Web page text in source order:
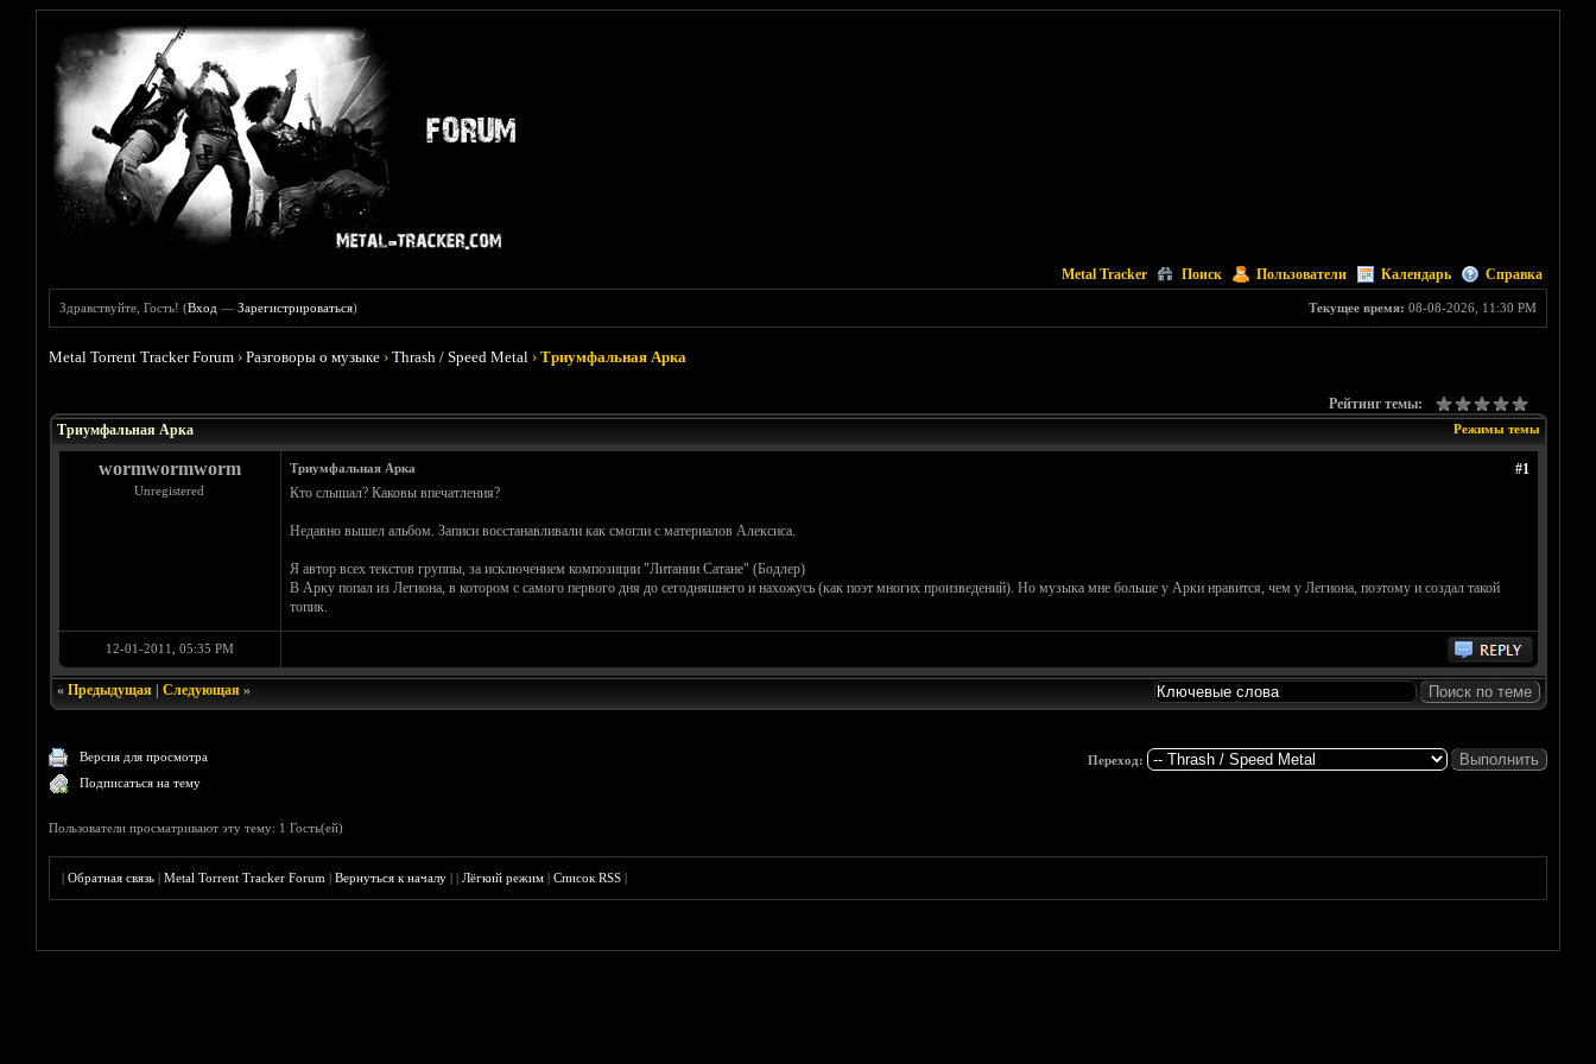
Metal Tracker Поиск Пользователи Календарь Справка
Текущее время: 08-08-2026, 11:30 PM
Здравствуйте, Гость! (Вход —Зарегистрироваться)
Metal Torrent Tracker Forum ›Разговоры о музыке ›Thrash / Speed Metal ›Триумфальная Арка
Рейтинг темы:
Режимы темы
Триумфальная Арка
wormwormworm
Unregistered
#1
Триумфальная Арка
Кто слышал? Каковы впечатления?
Недавно вышел альбом. Записи восстанавливали как смогли с материалов Алексиса.
Я автор всех текстов группы, за исключением композиции "Литании Сатане" (Бодлер)
В Арку попал из Легиона, в котором с самого первого дня до сегодняшнего и нахожусь (как поэт многих произведений). Но музыка мне больше у Арки нравится, чем у Легиона, поэтому и создал такой
топик.
12-01-2011, 05:35 PM
« Предыдущая| Следующая»
Версия для просмотра
Подписаться на тему
Переход:
Пользователи просматривают эту тему: 1 Гость(ей)
|Обратная связь |Metal Torrent Tracker Forum |Вернуться к началу ||Лёгкий режим |Список RSS |